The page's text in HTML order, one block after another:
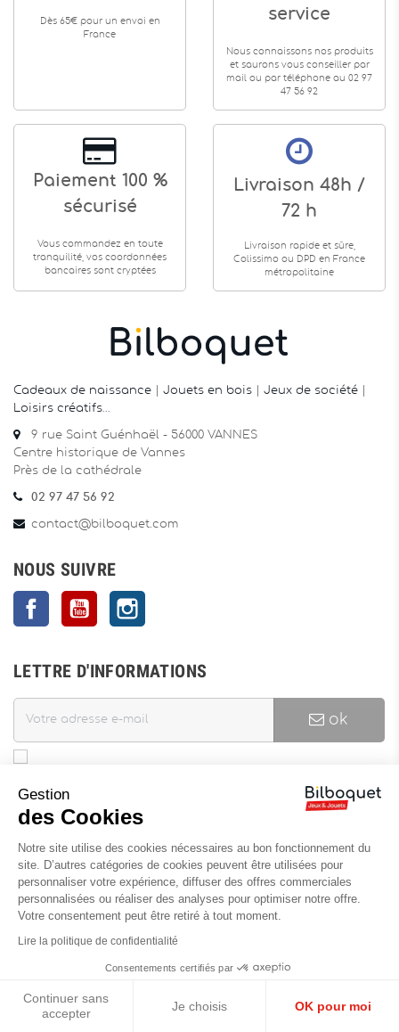
Dès 65€ pour un envoi en
France
service
Nous connaissons nos produits
et saurons vous conseiller par
mail ou par téléphone au 02 97
47 56 92
Paiement 100 %
sécurisé
Vous commandez en toute
tranquilité, vos coordonnées
bancaires sont cryptées
Livraison 48h /
72 h
Livraison rapide et sûre,
Colissimo ou DPD en France
métropolitaine
Cadeaux de naissance Jouets en bois Jeux de société
Loisirs créatifs
9 rue Saint Guénhaël - 56000 VANNES
Centre historique de Vannes
Près de la cathédrale
02 97 47 56 92
contact@bilboquet.com
NOUS SUIVRE
FacebookYouTube
LETTRE D'INFORMATIONS
ok
confidentialité
Vous pouvez vous désinscrire à tout moment. Vous trouverez pour
du site.
INFORMATIONS
Nouveaux Produits
Archives produits
Gestion
des Cookies
Notre site utilise des cookies nécessaires au bon fonctionnement du
site. D’autres catégories de cookies peuvent être utilisées pour
personnaliser votre expérience, diffuser des offres commerciales
personnalisées ou réaliser des analyses pour optimiser notre offre.
Votre consentement peut être retiré à tout moment.
Lire la politique de confidentialité
Consentements certifiés par
Continuer sans
accepter
Je choisis OK pour moi